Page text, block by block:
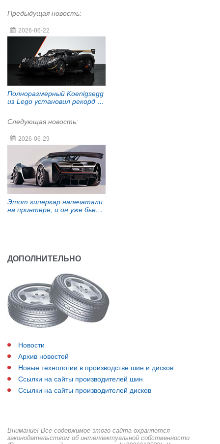
Предыдущая новость:
2026-06-22
Полноразмерный Koenigsegg
из Lego установил рекорд в
Следующая новость:
2026-06-29
Этот гиперкар напечатали
на принтере, и он уже бьет
ДОПОЛНИТЕЛЬНО
Новости
Архив новостей
Новые технологии в производстве шин и дисков
Ссылки на сайты производителей шин
Ссылки на сайты производителей дисков
Внимание! Все содержимое этого сайта охраняется
законодательством об интеллектуальной собственности